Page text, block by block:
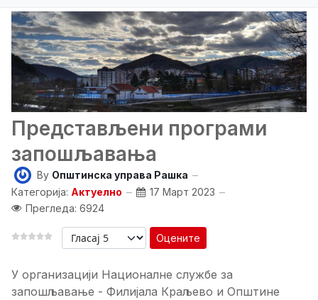
Представљени програми
запошљавања
By Општинска управа Рашка
Категорија: Актуелно
17 Март 2023
Прегледа: 6924
Оцените
У организацији Националне службе за
запошљавање - Филијала Краљево и Општине